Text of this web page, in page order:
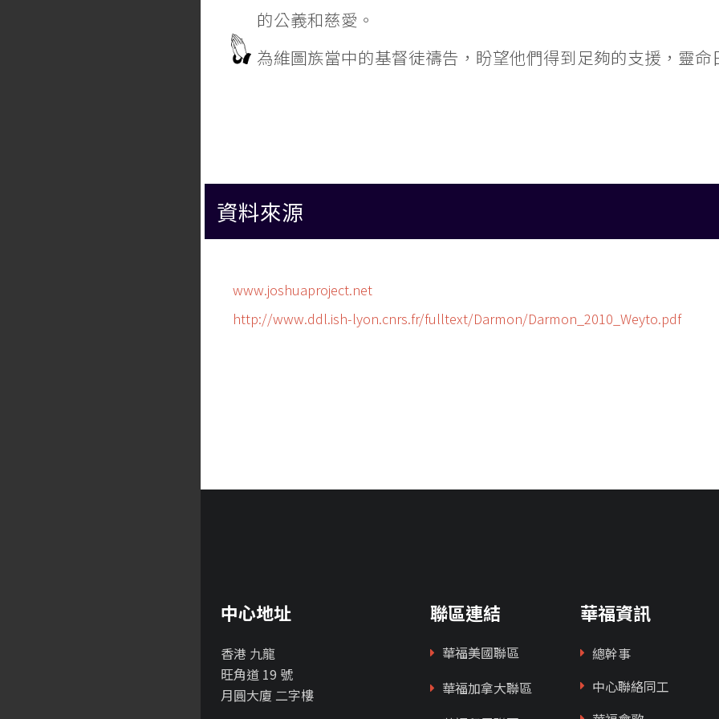
的公義和慈愛。
為維圖族當中的基督徒禱告，盼望他們得到足夠的支援，靈命
資料來源
www.joshuaproject.net
http://www.ddl.ish-lyon.cnrs.fr/fulltext/Darmon/Darmon_2010_Weyto.pdf
中心地址
香港 九龍
旺角道 19 號
月圓大廈 二字樓
聯區連結
華福美國聯區
華福加拿大聯區
華福資訊
總幹事
中心聯絡同工